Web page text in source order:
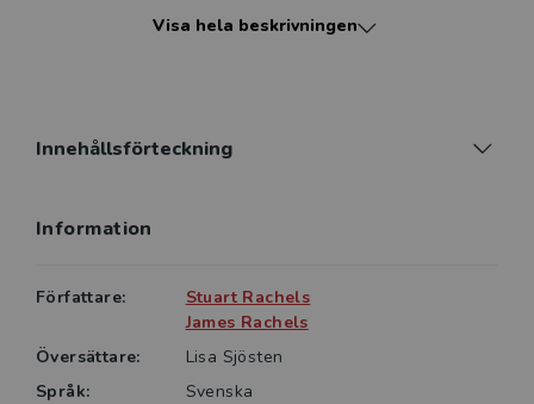
Boken vänder sig främst till studenter på universitet
språkligt som genom utökade och aktualiserade
Visa hela beskrivningen
Innehållsförteckning
Information
Författare:
Stuart Rachels
James Rachels
Översättare:
Lisa Sjösten
Språk:
Svenska